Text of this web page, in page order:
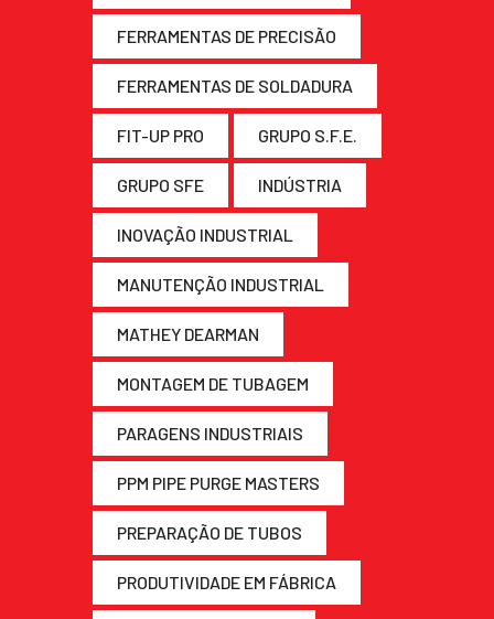
FERRAMENTAS DE PRECISÃO
FERRAMENTAS DE SOLDADURA
FIT-UP PRO GRUPO S.F.E.
GRUPO SFE INDÚSTRIA
INOVAÇÃO INDUSTRIAL
MANUTENÇÃO INDUSTRIAL
MATHEY DEARMAN
MONTAGEM DE TUBAGEM
PARAGENS INDUSTRIAIS
PPM PIPE PURGE MASTERS
PREPARAÇÃO DE TUBOS
PRODUTIVIDADE EM FÁBRICA